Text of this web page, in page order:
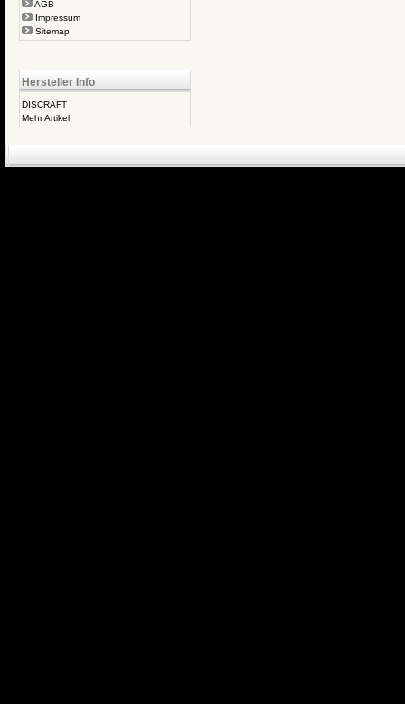
AGB
Impressum
Sitemap
Hersteller Info
DISCRAFT
Mehr Artikel